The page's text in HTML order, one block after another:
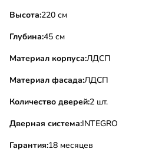
Высота:220 см
Глубина:45 см
Материал корпуса:ЛДСП
Материал фасада:ЛДСП
Количество дверей:2 шт.
Дверная система:INTEGRO
Гарантия:18 месяцев